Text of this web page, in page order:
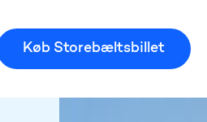
Køb Storebæltsbillet